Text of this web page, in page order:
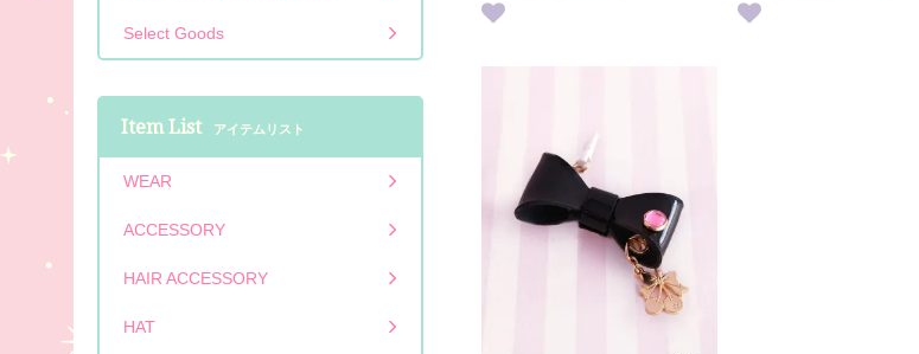
Select Goods
Item List アイテムリスト
WEAR
ACCESSORY
HAIR ACCESSORY
HAT